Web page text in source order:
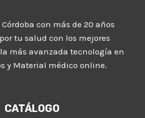
con más de 20 años
tu salud con los mejores
más avanzada tecnología en
y Material médico online.
CATÁLOGO